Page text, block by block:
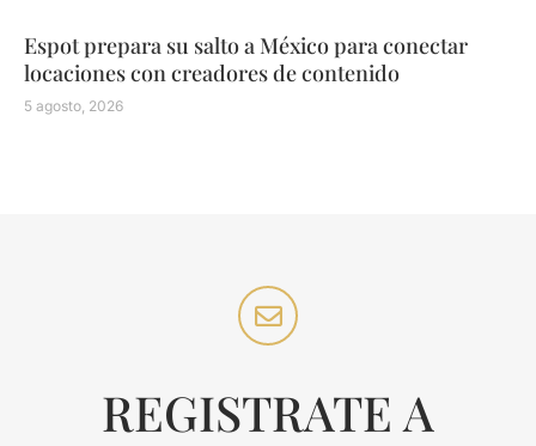
Espot prepara su salto a México para conectar
locaciones con creadores de contenido
5 agosto, 2026
REGISTRATE A